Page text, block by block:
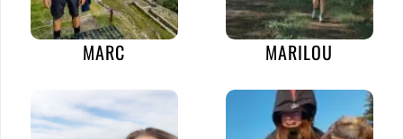
MARC MARILOU